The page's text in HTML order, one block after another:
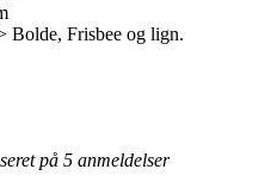
Bolde, Frisbee og lign.
på 5 anmeldelser